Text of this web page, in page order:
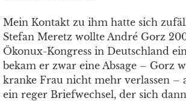
Mein Kontakt zu ihm hatte sich
Stefan Meretz wollte André Gorz
Ökonux-Kongress in Deutschland
bekam er zwar eine Absage – Gorz
kranke Frau nicht mehr verlassen –
ein reger Briefwechsel, der sich